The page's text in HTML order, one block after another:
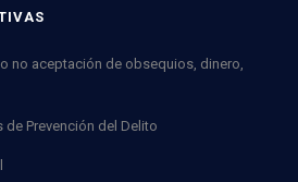
no aceptación de obsequios, dinero,
Prevención del Delito